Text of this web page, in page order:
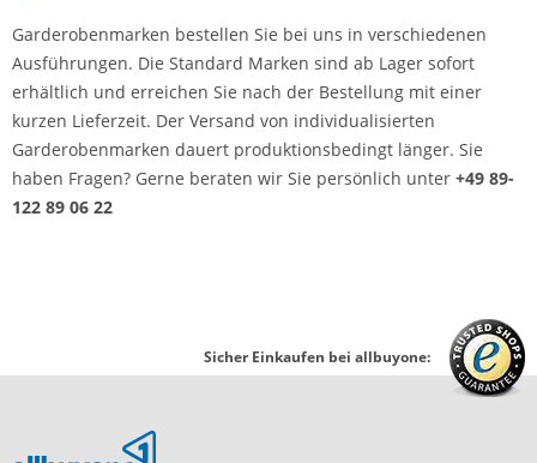
Garderobenmarken bestellen Sie bei uns in verschiedenen
Ausführungen. Die Standard Marken sind ab Lager sofort
erhältlich und erreichen Sie nach der Bestellung mit einer
kurzen Lieferzeit. Der Versand von individualisierten
Garderobenmarken dauert produktionsbedingt länger. Sie
haben Fragen? Gerne beraten wir Sie persönlich unter +49 89-
122 89 06 22
Sicher Einkaufen bei allbuyone: